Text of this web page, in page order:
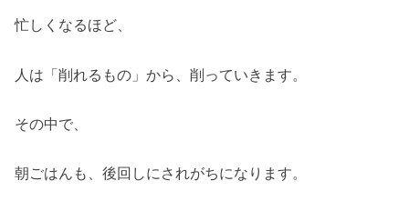
忙しくなるほど、
人は「削れるもの」から、削っていきます。
その中で、
朝ごはんも、後回しにされがちになります。